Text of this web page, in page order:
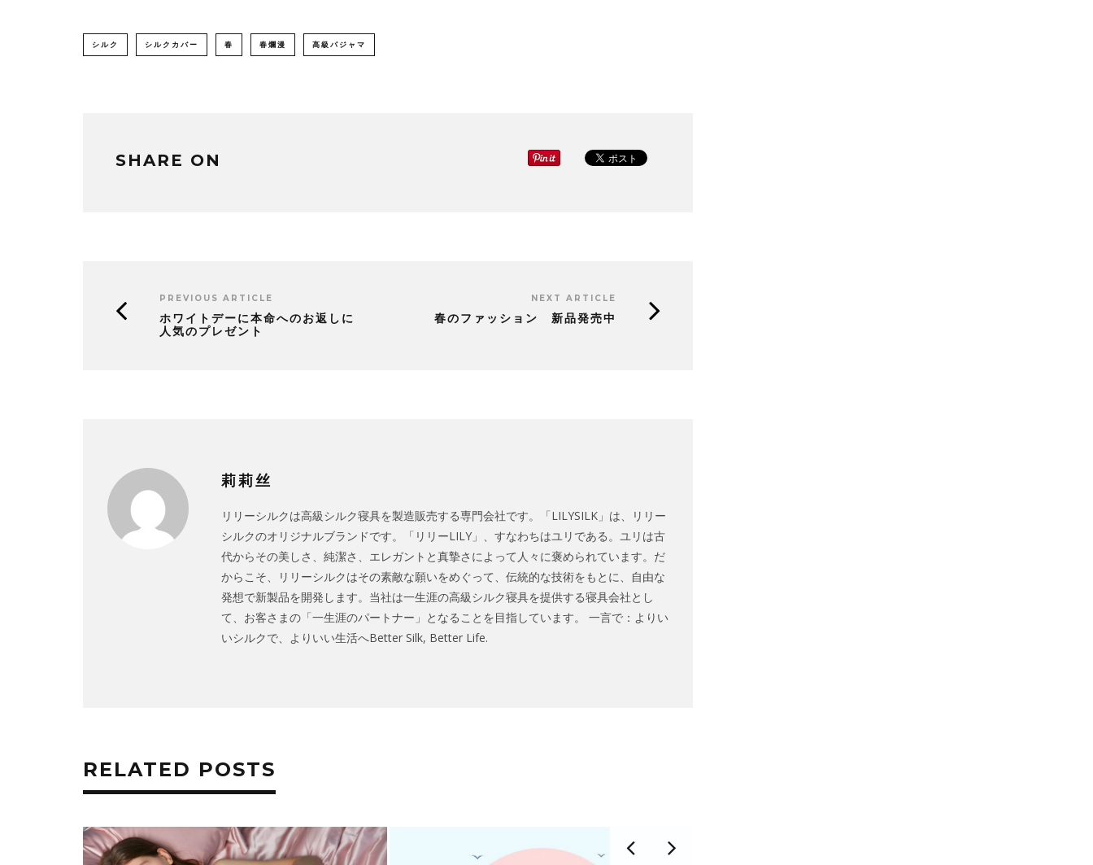
シルク シルクカバー 春 春爛漫 高級パジャマ
SHARE ON
PREVIOUS ARTICLE
ホワイトデーに本命へのお返しに
人気のプレゼント
NEXT ARTICLE
春のファッション 新品発売中
莉莉丝
リリーシルクは高級シルク寝具を製造販売する専門会社です。「LILYSILK」は、リリー
シルクのオリジナルブランドです。「リリーLILY」、すなわちはユリである。ユリは古
代からその美しさ、純潔さ、エレガントと真摯さによって人々に褒められています。だ
からこそ、リリーシルクはその素敵な願いをめぐって、伝統的な技術をもとに、自由な
発想で新製品を開発します。当社は一生涯の高級シルク寝具を提供する寝具会社とし
て、お客さまの「一生涯のパートナー」となることを目指しています。 一言で：よりい
いシルクで、よりいい生活へBetter Silk, Better Life.
RELATED POSTS